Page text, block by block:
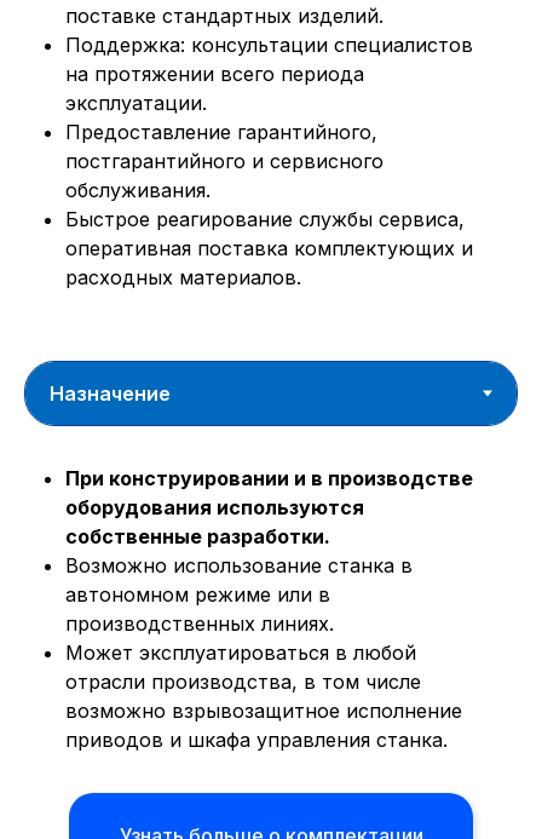
поставке стандартных изделий.
Поддержка: консультации специалистов
на протяжении всего периода
эксплуатации.
Предоставление гарантийного,
постгарантийного и сервисного
обслуживания.
Быстрое реагирование службы сервиса,
оперативная поставка комплектующих и
расходных материалов.
При конструировании и в производстве
оборудования используются
собственные разработки.
Возможно использование станка в
автономном режиме или в
производственных линиях.
Может эксплуатироваться в любой
отрасли производства, в том числе
возможно взрывозащитное исполнение
приводов и шкафа управления станка.